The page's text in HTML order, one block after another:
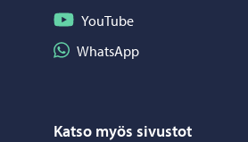
Seuraa YouTube
YouTube
Jaa WhatsApp
WhatsApp
Katso myös sivustot